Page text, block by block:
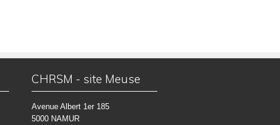
CHRSM - site Meuse
Avenue Albert 1er 185
5000 NAMUR